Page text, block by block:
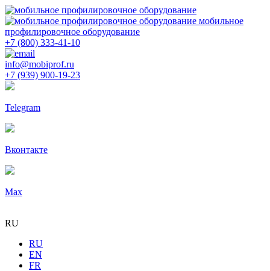
мобильное
профилировочное оборудование
+7 (800) 333-41-10
info@mobiprof.ru
+7 (939) 900-19-23
Telegram
Вконтакте
Max
RU
RU
EN
FR